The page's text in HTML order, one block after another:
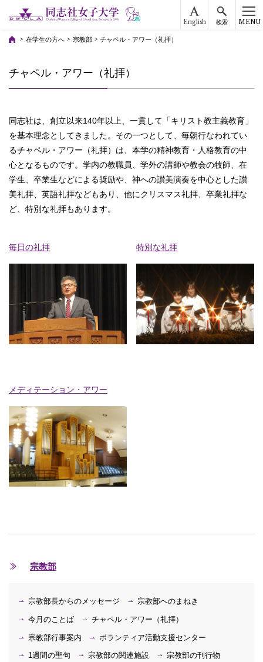
English 検索 MENU
在学生の方へ 宗教部 チャペル・アワー（礼拝）
チャペル・アワー（礼拝）
同志社は、創立以来140年以上、一貫して「キリスト教主義教育」
を基本理念としてきました。その一つとして、毎朝行なわれてい
るチャペル・アワー（礼拝）は、本学の精神教育・人格教育の中
心となるものです。学内の教職員、学外の講師や教会の牧師、在
学生、卒業生などによる奨励や、神への讃美演奏を中心とした讃
美礼拝、英語礼拝などもあり、他にクリスマス礼拝、卒業礼拝な
ど、特別な礼拝もあります。
毎日の礼拝 特別な礼拝
メディテーション・アワー
宗教部
宗教部長からのメッセージ 宗教部へのまねき
今月のことば チャペル・アワー（礼拝）
宗教部行事案内 ボランティア活動支援センター
1週間の聖句 宗教部の関連施設 宗教部の刊行物